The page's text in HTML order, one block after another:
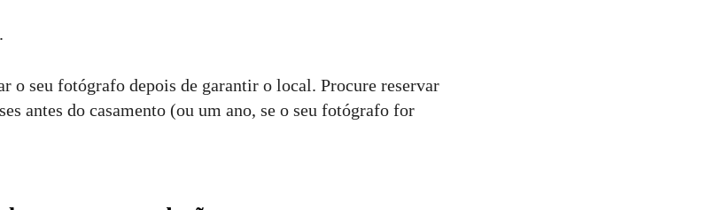
o seu fotógrafo depois de garantir o local. Procure reservar
antes do casamento (ou um ano, se o seu fotógrafo for